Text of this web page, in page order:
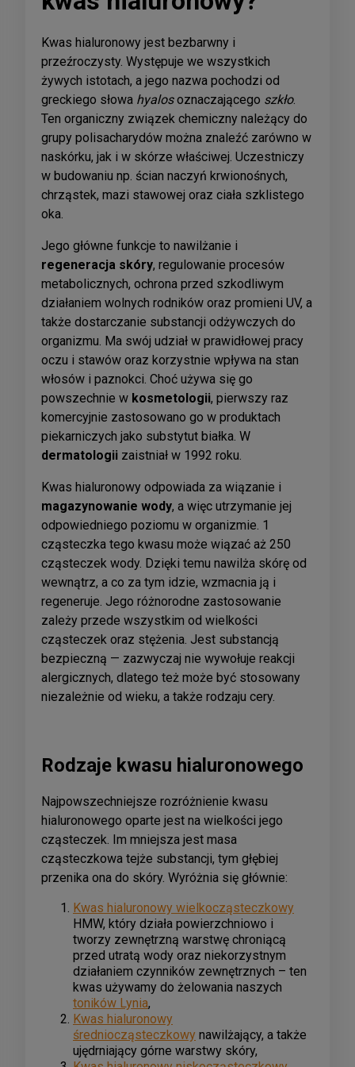
Kwas hialuronowy jest bezbarwny i
przeźroczysty. Występuje we wszystkich
żywych istotach, a jego nazwa pochodzi od
greckiego słowa hyalosoznaczającego szkło.
Ten organiczny związek chemiczny należący do
grupy polisacharydów można znaleźć zarówno w
naskórku, jak i w skórze właściwej. Uczestniczy
w budowaniu np. ścian naczyń krwionośnych,
chrząstek, mazi stawowej oraz ciała szklistego
oka.
Jego główne funkcje to nawilżanie i
regeneracja skóry, regulowanie procesów
metabolicznych, ochrona przed szkodliwym
działaniem wolnych rodników oraz promieni UV, a
także dostarczanie substancji odżywczych do
organizmu. Ma swój udział w prawidłowej pracy
oczu i stawów oraz korzystnie wpływa na stan
włosów i paznokci. Choć używa się go
powszechnie w kosmetologii, pierwszy raz
komercyjnie zastosowano go w produktach
piekarniczych jako substytut białka. W
dermatologii zaistniał w 1992 roku.
Kwas hialuronowy odpowiada za wiązanie i
magazynowanie wody, a więc utrzymanie jej
odpowiedniego poziomu w organizmie. 1
cząsteczka tego kwasu może wiązać aż 250
cząsteczek wody. Dzięki temu nawilża skórę od
wewnątrz, a co za tym idzie, wzmacnia ją i
regeneruje. Jego różnorodne zastosowanie
zależy przede wszystkim od wielkości
cząsteczek oraz stężenia. Jest substancją
bezpieczną — zazwyczaj nie wywołuje reakcji
alergicznych, dlatego też może być stosowany
niezależnie od wieku, a także rodzaju cery.
Rodzaje kwasu hialuronowego
Najpowszechniejsze rozróżnienie kwasu
hialuronowego oparte jest na wielkości jego
cząsteczek. Im mniejsza jest masa
cząsteczkowa tejże substancji, tym głębiej
przenika ona do skóry. Wyróżnia się głównie:
Kwas hialuronowy wielkocząsteczkowy
HMW, który działa powierzchniowo i
tworzy zewnętrzną warstwę chroniącą
przed utratą wody oraz niekorzystnym
działaniem czynników zewnętrznych – ten
kwas używamy do żelowania naszych
toników Lynia,
Kwas hialuronowy
średniocząsteczkowy nawilżający, a także
ujędrniający górne warstwy skóry,